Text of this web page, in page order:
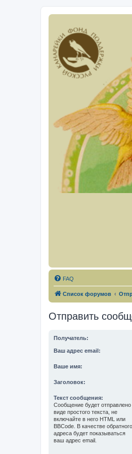
FAQ
Список форумов
Отправить
Получатель:
Ваш адрес email:
Ваше имя:
Заголовок:
Текст сообщения:
Сообщение будет отправлено
виде простого текста, не
включайте в него HTML или
BBCode. В качестве обратного
адреса будет показываться
ваш адрес email.